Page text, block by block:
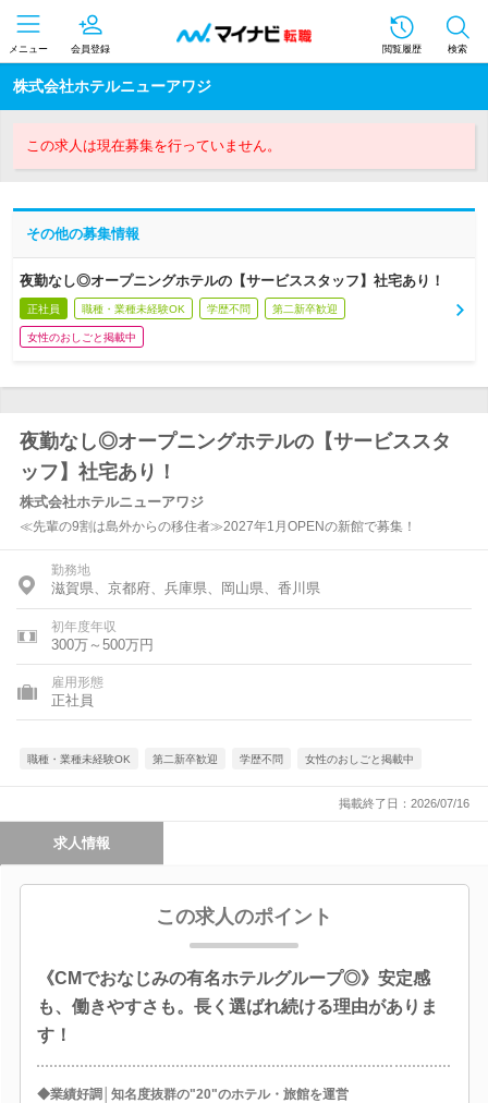
メニュー 会員登録 閲覧履歴 検索
株式会社ホテルニューアワジ
この求人は現在募集を行っていません。
その他の募集情報
夜勤なし◎オープニングホテルの【サービススタッフ】社宅あり！
正社員 職種・業種未経験OK 学歴不問 第二新卒歓迎
女性のおしごと掲載中
夜勤なし◎オープニングホテルの【サービススタ
ッフ】社宅あり！
株式会社ホテルニューアワジ
≪先輩の9割は島外からの移住者≫2027年1月OPENの新館で募集！
勤務地
滋賀県、京都府、兵庫県、岡山県、香川県
初年度年収
300万～500万円
雇用形態
正社員
職種・業種未経験OK 第二新卒歓迎 学歴不問 女性のおしごと掲載中
掲載終了日：2026/07/16
求人情報
この求人のポイント
《CMでおなじみの有名ホテルグループ◎》安定感
も、働きやすさも。長く選ばれ続ける理由がありま
す！
◆業績好調│知名度抜群の"20"のホテル・旅館を運営